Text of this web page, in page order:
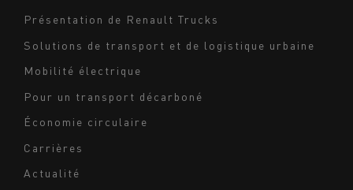
Navigation
Présentation de Renault Trucks
Solutions de transport et de logistique urbaine
Mobilité électrique
Pour un transport décarboné
Économie circulaire
Carrières
Actualité